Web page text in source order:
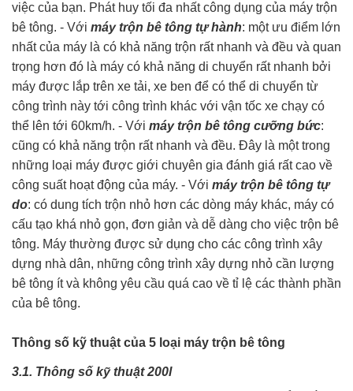
việc của bạn. Phát huy tối đa nhất công dụng của máy trộn
bê tông. - Với máy trộn bê tông tự hành: một ưu điểm lớn
nhất của máy là có khả năng trộn rất nhanh và đều và quan
trọng hơn đó là máy có khả năng di chuyển rất nhanh bởi
máy được lắp trên xe tải, xe ben để có thể di chuyển từ
công trình này tới công trình khác với vận tốc xe chạy có
thể lên tới 60km/h. - Với máy trộn bê tông cưỡng bức:
cũng có khả năng trộn rất nhanh và đều. Đây là một trong
những loại máy được giới chuyên gia đánh giá rất cao về
công suất hoạt động của máy. - Với máy trộn bê tông tự
do: có dung tích trộn nhỏ hơn các dòng máy khác, máy có
cấu tạo khá nhỏ gọn, đơn giản và dễ dàng cho việc trộn bê
tông. Máy thường được sử dụng cho các công trình xây
dựng nhà dân, những công trình xây dựng nhỏ cần lượng
bê tông ít và không yêu cầu quá cao về tỉ lệ các thành phần
của bê tông.
Thông số kỹ thuật của 5 loại máy trộn bê tông
3.1. Thông số kỹ thuật 200l